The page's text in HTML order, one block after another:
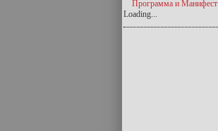
Программа и Манифест
Loading...